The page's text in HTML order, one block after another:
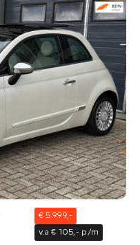
€ 5.999,-
v.a € 105,- p/m